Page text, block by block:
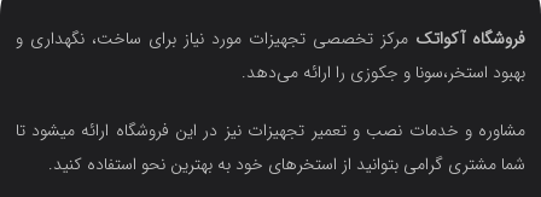
فروشگاه آکواتک مرکز تخصصی تجهیزات مورد نیاز برای ساخت، نگهداری و
بهبود استخر،سونا و جکوزی را ارائه می‌دهد.
مشاوره و خدمات نصب و تعمیر تجهیزات نیز در این فروشگاه ارائه میشود تا
شما مشتری گرامی بتوانید از استخرهای خود به بهترین نحو استفاده کنید.